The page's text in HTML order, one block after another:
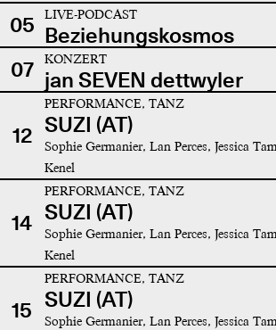
05 LIVE-PODCAST
Beziehungskosmos
07
KONZERT
jan SEVEN dettwyler
12
PERFORMANCE, TANZ
SUZI (AT)
Sophie Germanier, Lan Perces, Jessica
Kenel
14
PERFORMANCE, TANZ
SUZI (AT)
Sophie Germanier, Lan Perces, Jessica
Kenel
15
PERFORMANCE, TANZ
SUZI (AT)
Sophie Germanier, Lan Perces, Jessica